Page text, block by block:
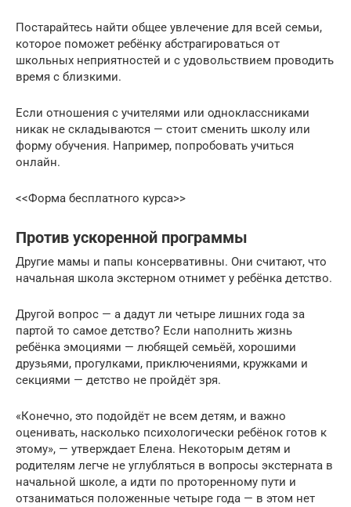
Постарайтесь найти общее увлечение для всей семьи,
которое поможет ребёнку абстрагироваться от
школьных неприятностей и с удовольствием проводить
время с близкими.
Если отношения с учителями или одноклассниками
никак не складываются — стоит сменить школу или
форму обучения. Например, попробовать учиться
онлайн.
<<Форма бесплатного курса>>
Против ускоренной программы
Другие мамы и папы консервативны. Они считают, что
начальная школа экстерном отнимет у ребёнка детство.
Другой вопрос — а дадут ли четыре лишних года за
партой то самое детство? Если наполнить жизнь
ребёнка эмоциями — любящей семьёй, хорошими
друзьями, прогулками, приключениями, кружками и
секциями — детство не пройдёт зря.
«Конечно, это подойдёт не всем детям, и важно
оценивать, насколько психологически ребёнок готов к
этому», — утверждает Елена. Некоторым детям и
родителям легче не углубляться в вопросы экстерната в
начальной школе, а идти по проторенному пути и
отзаниматься положенные четыре года — в этом нет